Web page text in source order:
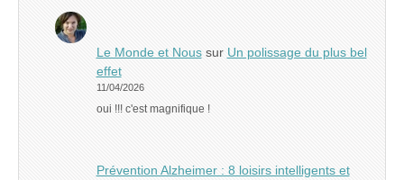
Le Monde et Noussur Un polissage du plus bel
effet
11/04/2026
oui !!! c'est magnifique !
Prévention Alzheimer : 8 loisirs intelligents et